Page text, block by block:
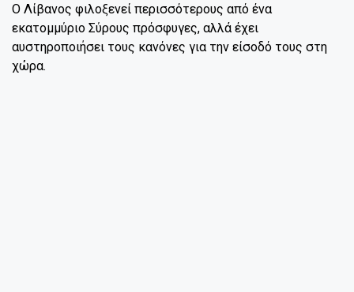
Ο Λίβανος φιλοξενεί περισσότερους από ένα
εκατομμύριο Σύρους πρόσφυγες, αλλά έχει
αυστηροποιήσει τους κανόνες για την είσοδό τους στη
χώρα.